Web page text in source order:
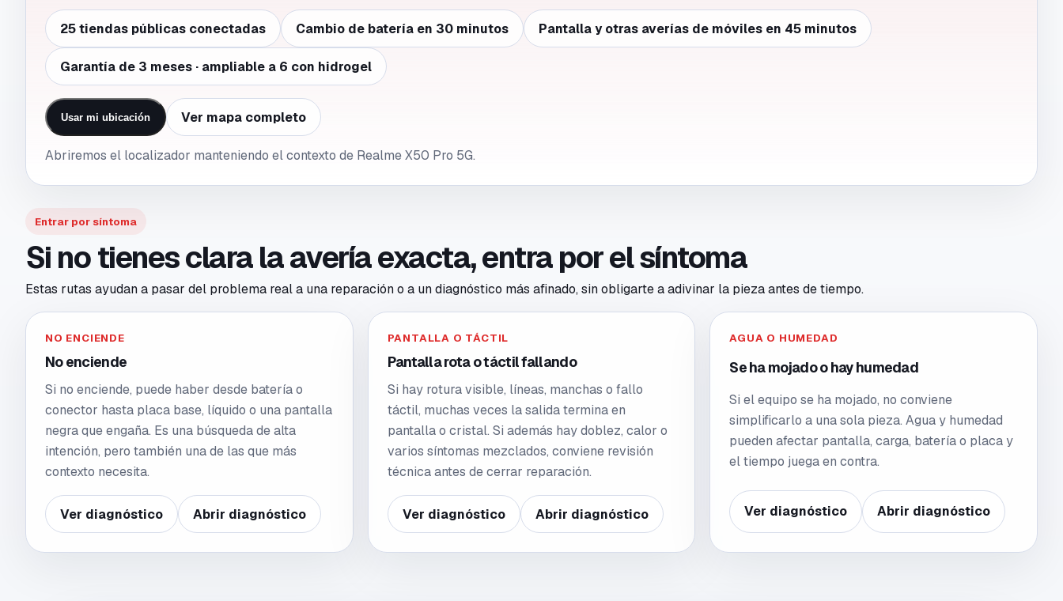
25 tiendas públicas conectadas Cambio de batería en 30 minutos Pantalla y otras averías de móviles en 45 minutos
Garantía de 3 meses · ampliable a 6 con hidrogel
Usar mi ubicación Ver mapa completo
Abriremos el localizador manteniendo el contexto de Realme X50 Pro 5G.
Entrar por síntoma
Si no tienes clara la avería exacta, entra por el síntoma
Estas rutas ayudan a pasar del problema real a una reparación o a un diagnóstico más afinado, sin obligarte a adivinar la pieza antes de tiempo.
NO ENCIENDE
No enciende
Si no enciende, puede haber desde batería o
conector hasta placa base, líquido o una pantalla
negra que engaña. Es una búsqueda de alta
intención, pero también una de las que más
contexto necesita.
Ver diagnóstico Abrir diagnóstico
PANTALLA O TÁCTIL
Pantalla rota o táctil fallando
Si hay rotura visible, líneas, manchas o fallo
táctil, muchas veces la salida termina en
pantalla o cristal. Si además hay doblez, calor o
varios síntomas mezclados, conviene revisión
técnica antes de cerrar reparación.
Ver diagnóstico Abrir diagnóstico
AGUA O HUMEDAD
Se ha mojado o hay humedad
Si el equipo se ha mojado, no conviene
simplificarlo a una sola pieza. Agua y humedad
pueden afectar pantalla, carga, batería o placa y
el tiempo juega en contra.
Ver diagnóstico Abrir diagnóstico